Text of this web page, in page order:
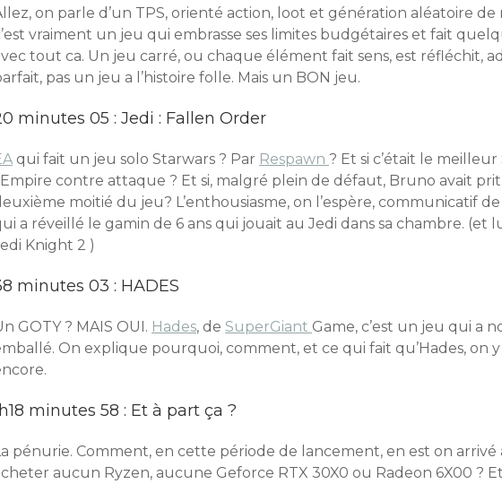
on parle d’un TPS, orienté action, loot et génération aléatoire de
vraiment un jeu qui embrasse ses limites budgétaires et fait
tout ca. Un jeu carré, ou chaque élément fait sens, est réfléchit,
pas un jeu a l’histoire folle. Mais un BON jeu.
minutes 05 : Jedi : Fallen Order
qui fait un jeu solo Starwars ? Par Respawn ? Et si c’était le
contre attaque ? Et si, malgré plein de défaut, Bruno avait prit
moitié du jeu? L’enthousiasme, on l’espère, communicatif
a réveillé le gamin de 6 ans qui jouait au Jedi dans sa chambre. (et
Knight 2 )
minutes 03 : HADES
GOTY ? MAIS OUI. Hades, de SuperGiant Game, c’est un jeu qui a
On explique pourquoi, comment, et ce qui fait qu’Hades, on
minutes 58 : Et à part ça ?
pénurie. Comment, en cette période de lancement, en est on arrivé
aucun Ryzen, aucune Geforce RTX 30X0 ou Radeon 6X00 ?